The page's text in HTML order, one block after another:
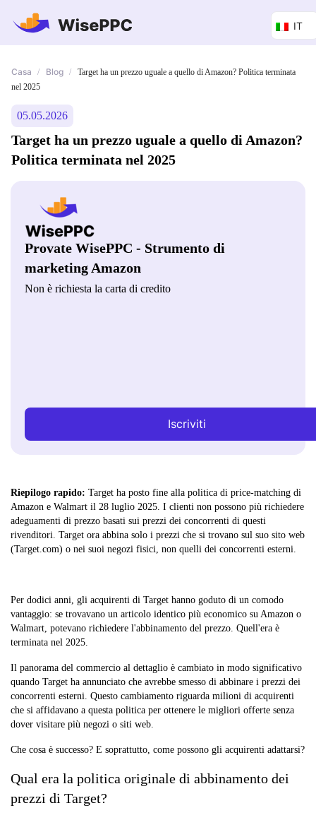
IT
Casa / Blog /
Target ha un prezzo uguale a quello di Amazon? Politica terminata
nel 2025
05.05.2026
Target ha un prezzo uguale a quello di Amazon?
Politica terminata nel 2025
Provate WisePPC - Strumento di
marketing Amazon
Non è richiesta la carta di credito
Iscriviti
Riepilogo rapido: Target ha posto fine alla politica di price-matching di
Amazon e Walmart il 28 luglio 2025. I clienti non possono più richiedere
adeguamenti di prezzo basati sui prezzi dei concorrenti di questi
rivenditori. Target ora abbina solo i prezzi che si trovano sul suo sito web
(Target.com) o nei suoi negozi fisici, non quelli dei concorrenti esterni.
Per dodici anni, gli acquirenti di Target hanno goduto di un comodo
vantaggio: se trovavano un articolo identico più economico su Amazon o
Walmart, potevano richiedere l'abbinamento del prezzo. Quell'era è
terminata nel 2025.
Il panorama del commercio al dettaglio è cambiato in modo significativo
quando Target ha annunciato che avrebbe smesso di abbinare i prezzi dei
concorrenti esterni. Questo cambiamento riguarda milioni di acquirenti
che si affidavano a questa politica per ottenere le migliori offerte senza
dover visitare più negozi o siti web.
Che cosa è successo? E soprattutto, come possono gli acquirenti adattarsi?
Qual era la politica originale di abbinamento dei
prezzi di Target?